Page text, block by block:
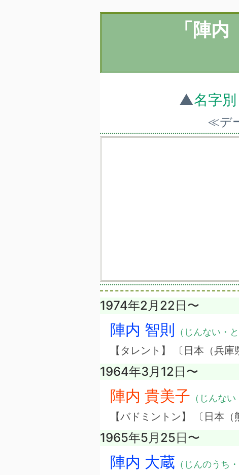
「陣
▲名字
≪デ
1974年2月22日〜
陣内 智則 （じんない・
【タレント】 〔日本（兵庫
1964年3月12日〜
陣内 貴美子 （じんない
【バドミントン】 〔日本（
1965年5月25日〜
陣内 大蔵 （じんのうち